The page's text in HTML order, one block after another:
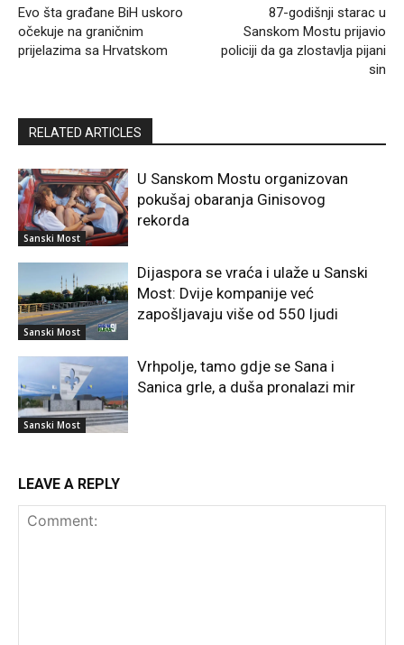
Evo šta građane BiH uskoro
očekuje na graničnim
prijelazima sa Hrvatskom
87-godišnji starac u
Sanskom Mostu prijavio
policiji da ga zlostavlja pijani
sin
RELATED ARTICLES
Sanski Most
U Sanskom Mostu organizovan
pokušaj obaranja Ginisovog
rekorda
Sanski Most
Dijaspora se vraća i ulaže u Sanski
Most: Dvije kompanije već
zapošljavaju više od 550 ljudi
Sanski Most
Vrhpolje, tamo gdje se Sana i
Sanica grle, a duša pronalazi mir
LEAVE A REPLY